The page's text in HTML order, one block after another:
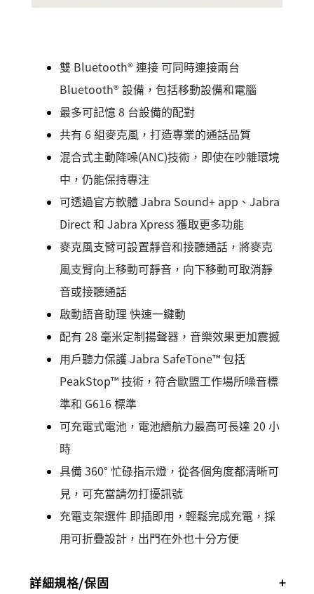
雙 Bluetooth® 連接 可同時連接兩台
Bluetooth® 設備，包括移動設備和電腦
最多可記憶 8 台設備的配對
共有 6 組麥克風，打造專業的通話品質
混合式主動降噪(ANC)技術，即使在吵雜環境
中，仍能保持專注
可透過官方軟體 Jabra Sound+ app、Jabra
Direct 和 Jabra Xpress 獲取更多功能
麥克風支臂可設置靜音和接聽通話，將麥克
風支臂向上移動可靜音，向下移動可取消靜
音或接聽通話
啟動語音助理 快速一鍵動
配有 28 毫米定制揚聲器，音樂效果更加震撼
用戶聽力保護 Jabra SafeTone™ 包括
PeakStop™ 技術，符合歐盟工作場所噪音標
準和 G616 標準
可充電式電池，電池續航力最高可長達 20 小
時
具備 360° 忙碌指示燈，從各個角度都清晰可
見，可充當請勿打擾訊號
充電支架選件 即插即用，輕鬆完成充電，採
用可折疊設計，出門在外也十分方便
詳細規格/保固